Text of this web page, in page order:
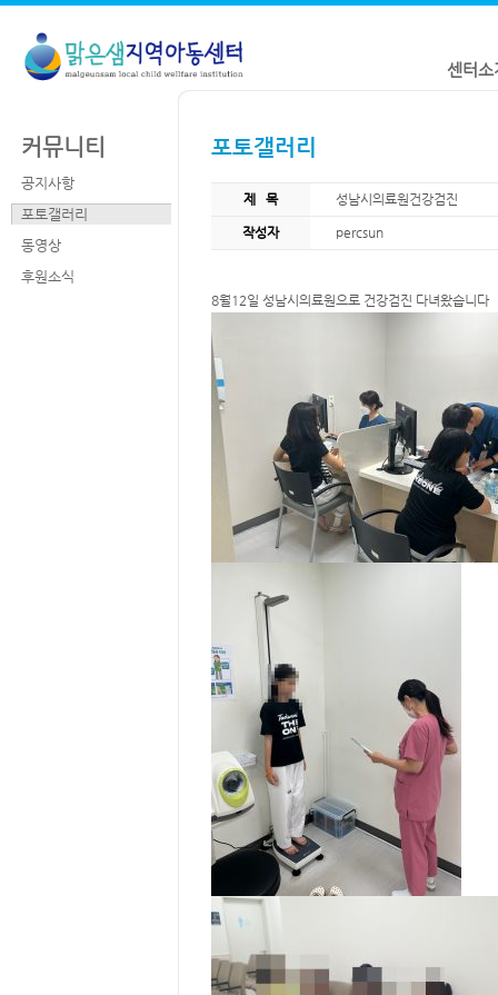
센터소
커뮤니티
공지사항
포토갤러리
동영상
후원소식
포토갤러리
제 목 성남시의료원건강검진
작성자 percsun
8월12일 성남시의료원으로 건강검진 다녀왔습니다